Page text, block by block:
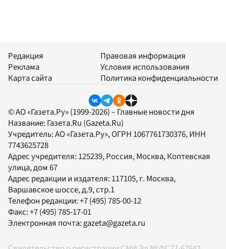
Редакция
Реклама
Карта сайта
Правовая информация
Условия использования
Политика конфиденциальности
© АО «Газета.Ру» (1999-2026) – Главные новости дня
Название: Газета.Ru (Gazeta.Ru)
Учредитель:АО «Газета.Ру», ОГРН 1067761730376, ИНН
7743625728
Адрес учредителя: 125239, Россия, Москва, Коптевская
улица, дом 67
Адрес редакции и издателя: 117105, г. Москва,
Варшавское шоссе, д.9, стр.1
Телефон редакции:+7 (495) 785-00-12
Факс:+7 (495) 785-17-01
Электронная почта: gazeta@gazeta.ru